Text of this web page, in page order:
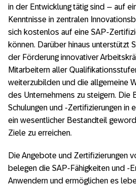
in der Entwicklung tätig sind – auf
Kenntnisse in zentralen
sich kostenlos auf eine SAP-
können. Darüber hinaus unterstützt
der Förderung innovativer
Mitarbeitern aller
weiterzubilden und die allgemeine
des Unternehmens zu steigern. Die
Schulungen und -Zertifizierungen in
ein wesentlicher Bestandteil
Ziele zu erreichen.
Die Angebote und Zertifizierungen
belegen die SAP-Fähigkeiten und -‍‍
Anwendern und ermöglichen es